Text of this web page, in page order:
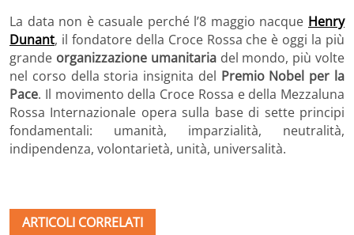
La data non è casuale perché l’8 maggio nacque Henry
Dunant, il fondatore della Croce Rossa che è oggi la più
grande organizzazione umanitariadel mondo, più volte
nel corso della storia insignita del Premio Nobel per la
Pace. Il movimento della Croce Rossa e della Mezzaluna
Rossa Internazionale opera sulla base di sette principi
fondamentali: umanità, imparzialità, neutralità,
indipendenza, volontarietà, unità, universalità.
ARTICOLI CORRELATI